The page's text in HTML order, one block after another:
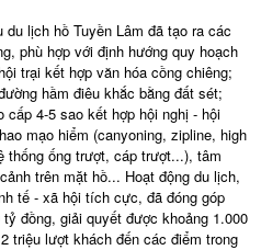
lịch hồ Tuyền Lâm đã tạo ra các
phù hợp với định hướng quy hoạch
trại kết hợp văn hóa cồng chiêng;
hầm điêu khắc bằng đất sét;
4-5 sao kết hợp hội nghị - hội
mạo hiểm (canyoning, zipline, high
thống ống trượt, cáp trượt...), tâm
trên mặt hồ... Hoạt động du lịch,
tế - xã hội tích cực, đã đóng góp
đồng, giải quyết được khoảng 1.000
triệu lượt khách đến các điểm trong